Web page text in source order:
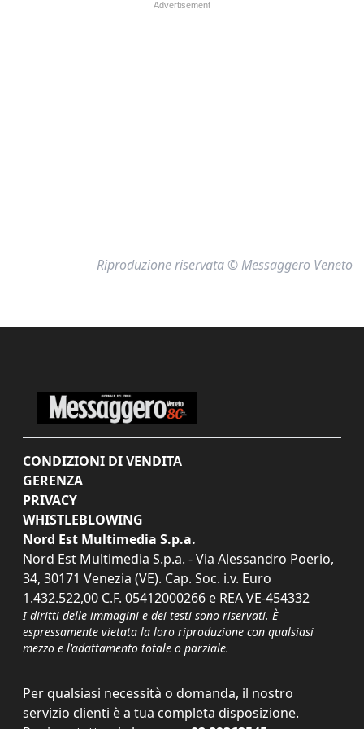
Riproduzione riservata © Messaggero Veneto
CONDIZIONI DI VENDITA
GERENZA
PRIVACY
WHISTLEBLOWING
Nord Est Multimedia S.p.a.
Nord Est Multimedia S.p.a. - Via Alessandro Poerio,
34, 30171 Venezia (VE). Cap. Soc. i.v. Euro
1.432.522,00 C.F. 05412000266 e REA VE-454332
I diritti delle immagini e dei testi sono riservati. È
espressamente vietata la loro riproduzione con qualsiasi
mezzo e l'adattamento totale o parziale.
Per qualsiasi necessità o domanda, il nostro
servizio clienti è a tua completa disposizione.